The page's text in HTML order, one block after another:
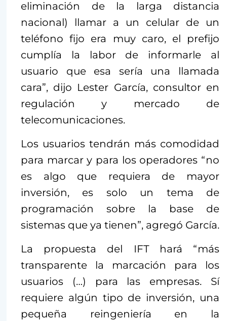
eliminación de la larga distancia
nacional) llamar a un celular de un
teléfono fijo era muy caro, el prefijo
cumplía la labor de informarle al
usuario que esa sería una llamada
cara”, dijo Lester García, consultor en
regulación y mercado de
telecomunicaciones.
Los usuarios tendrán más comodidad
para marcar y para los operadores “no
es algo que requiera de mayor
inversión, es solo un tema de
programación sobre la base de
sistemas que ya tienen”, agregó García.
La propuesta del IFT hará “más
transparente la marcación para los
usuarios (…) para las empresas. Sí
requiere algún tipo de inversión, una
pequeña reingeniería en la